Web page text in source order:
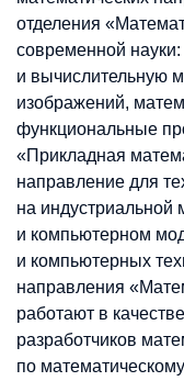
отделения
современной
и вычислительную
изображений,
функциональные
«Прикладная
направление для
на индустриальной
и компьютерном
и компьютерных
направления
работают в
разработчиков
по